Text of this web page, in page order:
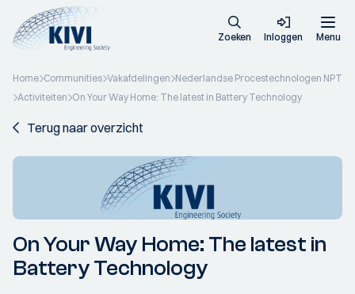
Zoeken Inloggen Menu
Home Communities Vakafdelingen Nederlandse Procestechnologen NPT
Activiteiten On Your Way Home: The latest in Battery Technology
Terug naar overzicht
On Your Way Home: The latest in
Battery Technology